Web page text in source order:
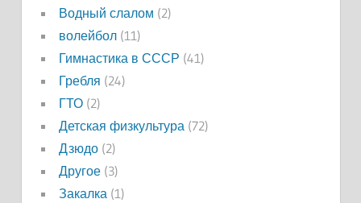
Водный слалом (2)
волейбол(11)
Гимнастика в СССР (41)
Гребля (24)
ГТО(2)
Детская физкультура(72)
Дзюдо(2)
Другое(3)
Закалка(1)